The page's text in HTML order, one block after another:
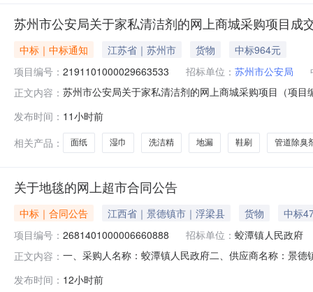
苏州市公安局关于家私清洁剂的网上商城采购项目成
中标｜中标通知 江苏省｜苏州市 货物
中标964元
项目编号： 2191101000029663533 招标单位： 苏州市公安局
正文内容： 苏州市公安局关于家私清洁剂的网上商城采购项目（项
价起止时间:-二、采购单位信息采购单位名称:苏州市公
发布时间： 11小时前
相关产品：
面纸 湿巾 洗洁精 地漏 鞋刷 管道除臭
关于地毯的网上超市合同公告
中标｜合同公告 江西省｜景德镇市｜浮梁县 货物
中标
项目编号： 2681401000006660888 招标单位： 蛟潭镇人民政府
正文内容： 一、采购人名称：蛟潭镇人民政府二、供应商名称：景
其它事项：无八、联系方式1、采购人名称：蛟潭镇人民
发布时间： 12小时前